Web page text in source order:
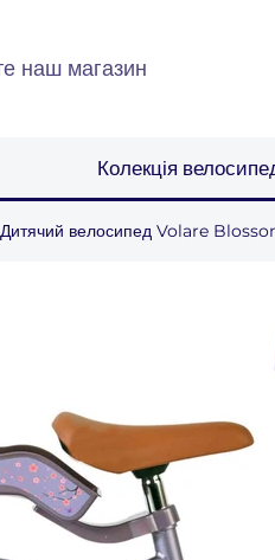
Колекція
Дитячий велосипед Volare